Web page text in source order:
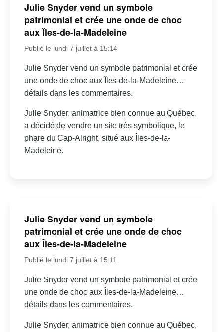
Julie Snyder vend un symbole
patrimonial et crée une onde de choc
aux Îles-de-la-Madeleine
Publié le lundi 7 juillet à 15:14
Julie Snyder vend un symbole patrimonial et crée
une onde de choc aux Îles-de-la-Madeleine…
détails dans les commentaires.
Julie Snyder, animatrice bien connue au Québec,
a décidé de vendre un site très symbolique, le
phare du Cap-Alright, situé aux Îles-de-la-
Madeleine.
Julie Snyder vend un symbole
patrimonial et crée une onde de choc
aux Îles-de-la-Madeleine
Publié le lundi 7 juillet à 15:11
Julie Snyder vend un symbole patrimonial et crée
une onde de choc aux Îles-de-la-Madeleine…
détails dans les commentaires.
Julie Snyder, animatrice bien connue au Québec,